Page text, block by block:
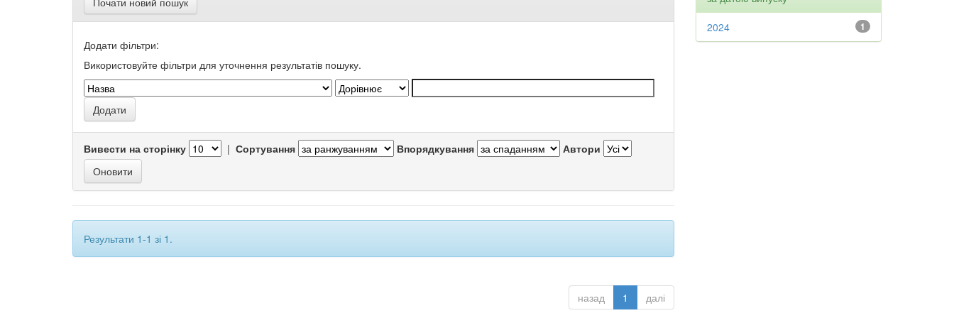
Додати фільтри:
Використовуйте фільтри для уточнення результатів пошуку.
Вивести на сторінку | Сортування Впорядкування Автори
Результати 1-1 зі 1.
назад 1 далі
1
2024